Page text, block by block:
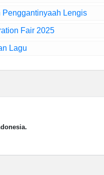
Penggantinyaah Lengis
Fair 2025
Lagu